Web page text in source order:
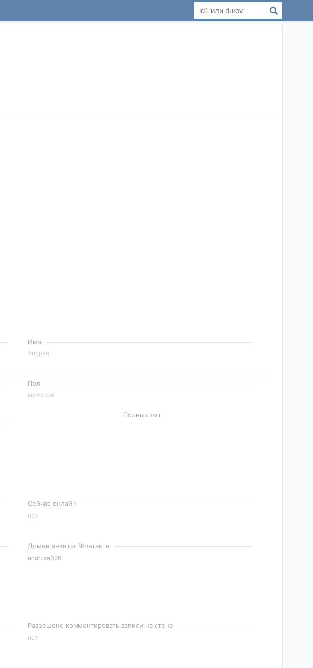
Имя
Андрей
Пол
мужской
Полных лет
Сейчас онлайн
нет
Домен анкеты ВКонтакте
andruxa026
Разрешено комментировать записи на стене
нет